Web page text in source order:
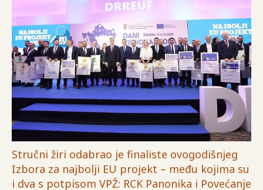
Stručni žiri odabrao je finaliste ovogodišnjeg
Izbora za najbolji EU projekt – među kojima su
i dva s potpisom VPŽ: RCK Panonika i Povećanje